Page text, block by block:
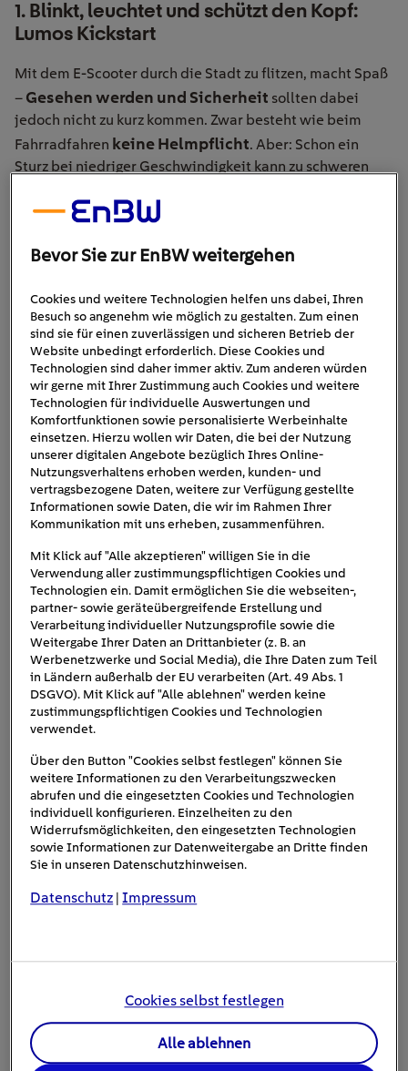
1. Blinkt, leuchtet und schützt den Kopf:
Lumos Kickstart
Mit dem E-Scooter durch die Stadt zu flitzen, macht Spaß
– Gesehen werden und Sicherheit sollten dabei
jedoch nicht zu kurz kommen. Zwar besteht wie beim
Fahrradfahren keine Helmpflicht. Aber: Schon ein
Sturz bei niedriger Geschwindigkeit kann zu schweren
schlimme Folgen verhindern – deshalb besser immer auf
sicher fahren zu können und nicht zu stürzen. Doch
Gefahren lauern nicht nur in der eigenen Fahrweise –
auch übersehen zu werden, kann schnell gefährlich
werden. Smarte Helme wie derLumos Kickstart bieten
hier eine clevere Lösung: Sie schützen nicht nur prima den
Kopf, sondern verfügen auch überintegrierte LED-
Leuchten Dankheller Front- und Rücklichtersind
Sie aus allen Richtungen gut sichtbar. Besonders
praktisch: dieBlinkerfunktion, die sich auf zwei Arten
steuern lässt. Der Helm wird mit einerkabellosen
Fernbedienunggeliefert, die einfach am Lenker
montiert wird und zwei gut erreichbare Tasten für links
und rechts besitzt – ein Knopfdruck aktiviert den
gewünschten Blinker, ein erneuter Druck schaltet ihn
wieder aus. Noch komfortabler funktioniert die
Steuerung über die Apple Watch, die per Bluetooth
gekoppelt wird. Sie erkennt festgelegte Handzeichen und
aktiviert automatisch den entsprechenden Blinker am
Helm. Dazu kommt das automatische Bremslicht
bei starkem Abbremsen aufleuchtet und nachfolgende
Fahrzeuge warnt. Die wetterfeste Bauweise und die
lange Akkulaufzeit von bis zu 18 Stundenmachen
den Lumos Kickstart zum perfekten Begleiter für den E-
Scooter-Alltag.
Preis: ca. 180 Euro
Bevor Sie zur EnBW weitergehen
Cookies und weitere Technologien helfen uns dabei, Ihren
Besuch so angenehm wie möglich zu gestalten. Zum einen
sind sie für einen zuverlässigen und sicheren Betrieb der
Website unbedingt erforderlich. Diese Cookies und
Technologien sind daher immer aktiv. Zum anderen würden
wir gerne mit Ihrer Zustimmung auch Cookies und weitere
Technologien für individuelle Auswertungen und
Komfortfunktionen sowie personalisierte Werbeinhalte
einsetzen. Hierzu wollen wir Daten, die bei der Nutzung
unserer digitalen Angebote bezüglich Ihres Online-
Nutzungsverhaltens erhoben werden, kunden- und
vertragsbezogene Daten, weitere zur Verfügung gestellte
Informationen sowie Daten, die wir im Rahmen Ihrer
Kommunikation mit uns erheben, zusammenführen.
Mit Klick auf "Alle akzeptieren" willigen Sie in die
Verwendung aller zustimmungspflichtigen Cookies und
Technologien ein. Damit ermöglichen Sie die webseiten-,
partner- sowie geräteübergreifende Erstellung und
Verarbeitung individueller Nutzungsprofile sowie die
Weitergabe Ihrer Daten an Drittanbieter (z. B. an
Werbenetzwerke und Social Media), die Ihre Daten zum Teil
in Ländern außerhalb der EU verarbeiten (Art. 49 Abs. 1
DSGVO). Mit Klick auf "Alle ablehnen" werden keine
zustimmungspflichtigen Cookies und Technologien
verwendet.
Über den Button "Cookies selbst festlegen" können Sie
weitere Informationen zu den Verarbeitungszwecken
abrufen und die eingesetzten Cookies und Technologien
individuell konfigurieren. Einzelheiten zu den
Widerrufsmöglichkeiten, den eingesetzten Technologien
sowie Informationen zur Datenweitergabe an Dritte finden
Sie in unseren Datenschutzhinweisen.
Datenschutz |Impressum
Cookies selbst festlegen
Alle ablehnen